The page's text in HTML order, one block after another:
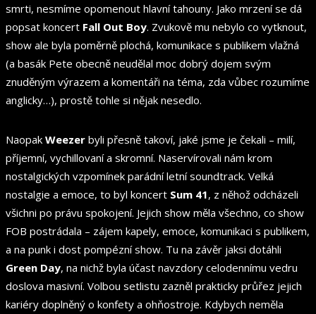
smrti, nesmíme opomenout hlavní tahouny. Jako mrzení se dá
popsat koncert Fall Out Boy. Zvukově mu nebylo co vytknout,
show ale byla poměrně plochá, komunikace s publikem vlažná
(a basák Pete obecně neudělal moc dobrý dojem svým
znuděným výrazem a komentáři na téma, zda vůbec rozumíme
anglicky…), prostě tohle si nějak nesedlo.
Naopak Weezer byli přesně takoví, jaké jsme je čekali – milí,
příjemní, vychillovaní a skromní. Naservírovali nám krom
nostalgických vzpomínek parádní letní soundtrack. Velká
nostalgie a emoce, to byl koncert Sum 41, z něhož odcházeli
všichni po právu spokojení. Jejich show měla všechno, co show
FOB postrádala – zájem kapely, emoce, komunikaci s publikem,
a na punk i dost pompézní show. Tu na závěr jaksi dotáhli
Green Day, na nichž byla účast navzdory celodennímu vedru
doslova masivní. Volbou setlistu zazněl prakticky průřez jejich
kariéry doplněný o konfety a ohňostroje. Kdybych neměla